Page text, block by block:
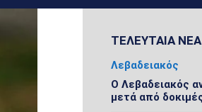
ΤΕΛΕΥΤΑΙΑ ΝΕΑ
Λεβαδειακός
Ο Λεβαδειακός
μετά από